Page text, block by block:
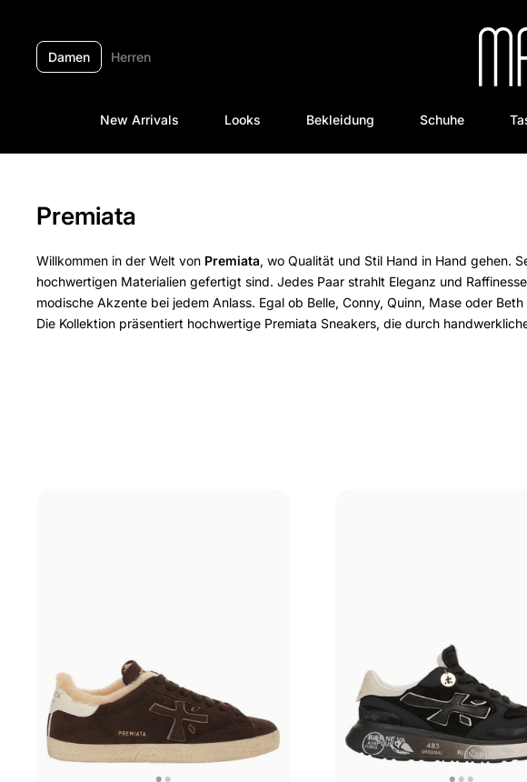
Damen Herren
New Arrivals Looks Bekleidung Schuhe
Premiata
Willkommen in der Welt von Premiata, wo Qualität und Stil Hand in Hand gehen.
hochwertigen Materialien gefertigt sind. Jedes Paar strahlt Eleganz und
modische Akzente bei jedem Anlass. Egal ob Belle, Conny, Quinn, Mase oder
Die Kollektion präsentiert hochwertige Premiata Sneakers, die durch